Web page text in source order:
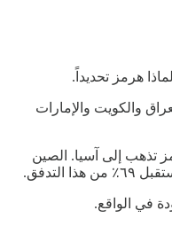
هرمز تحديداً.
والكويت والإمارات
تذهب إلى آسيا. الصين
التدفق.
في الواقع.